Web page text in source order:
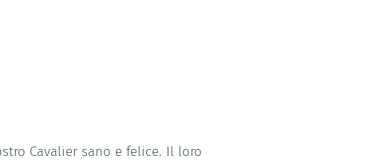
Cavalier sano e felice. Il loro